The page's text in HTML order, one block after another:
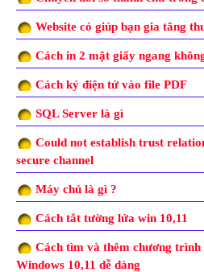
Website có giúp bạn gia tăng
Cách in 2 mặt giấy ngang
Cách ký điện tử vào file PDF
SQL Server là gì
Could not establish trust
secure channel
Máy chủ là gì ?
Cách tắt tường lửa win 10,11
Cách tìm và thêm chương
Windows 10,11 dễ dàng